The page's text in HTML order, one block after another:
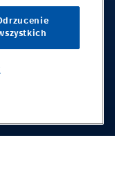
All rights reserved.